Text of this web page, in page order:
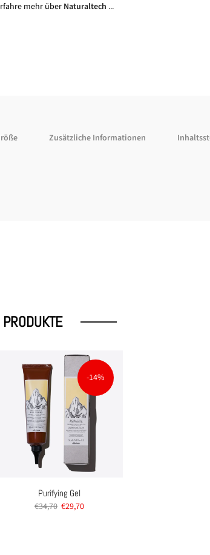
mehr über Naturaltech ...
Zusätzliche Informationen
-14%
Purifying Gel
€34,70 €29,70
du dich für unseren Newsletter
und exklusive Angebote!